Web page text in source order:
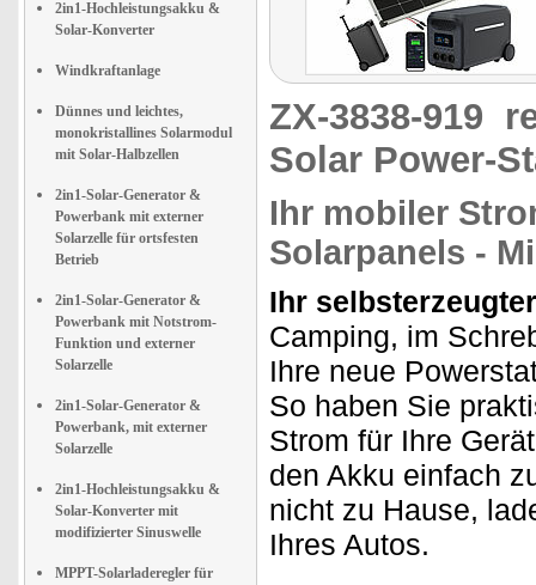
2in1-Hochleistungsakku &
Solar-Konverter
Windkraftanlage
Dünnes und leichtes,
monokristallines Solarmodul
mit Solar-Halbzellen
2in1-Solar-Generator &
Powerbank mit externer
Solarzelle für ortsfesten
Betrieb
2in1-Solar-Generator &
Powerbank mit Notstrom-
Funktion und externer
Solarzelle
2in1-Solar-Generator &
Powerbank, mit externer
Solarzelle
2in1-Hochleistungsakku &
Solar-Konverter mit
modifizierter Sinuswelle
MPPT-Solarladeregler für
ZX-3838-919
Solar Power-
Ihr mobiler
Solarpanels -
Ihr
Camping, im
Ihre neue
So haben Sie
Strom für Ihre
den Akku einfach
nicht zu Hause,
Ihres Autos.